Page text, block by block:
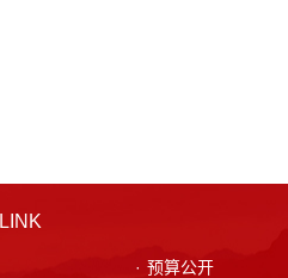
LINK
· 预算公开